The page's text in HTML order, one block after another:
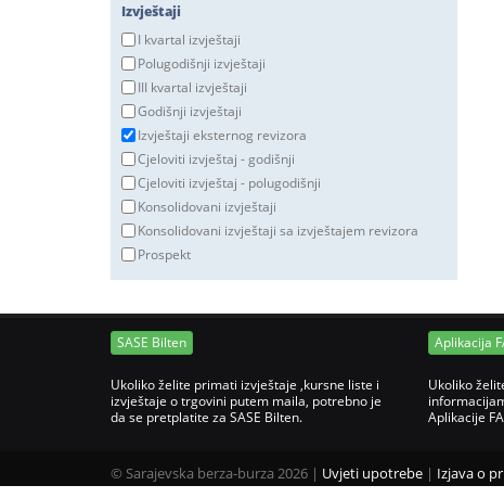
Izvještaji
I kvartal izvještaji
Polugodišnji izvještaji
III kvartal izvještaji
Godišnji izvještaji
Izvještaji eksternog revizora
Cjeloviti izvještaj - godišnji
Cjeloviti izvještaj - polugodišnji
Konsolidovani izvještaji
Konsolidovani izvještaji sa izvještajem revizora
Prospekt
SASE Bilten
Ukoliko želite primati izvještaje ,kursne liste i
izvještaje o trgovini putem maila, potrebno je
da se pretplatite za SASE Bilten.
Aplikacija
Ukoliko
Aplikacije
© Sarajevska berza-burza 2026 | Uvjeti upotrebe | Izjava o